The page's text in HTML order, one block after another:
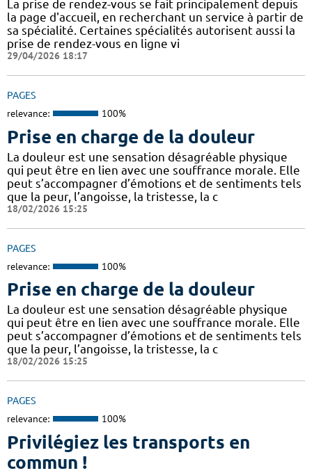
La prise de rendez-vous se fait principalement depuis
la page d'accueil, en recherchant un service à partir de
sa spécialité. Certaines spécialités autorisent aussi la
prise de rendez-vous en ligne vi
29/04/2026 18:17
PAGES
relevance: 100%
Prise en charge de la douleur
La douleur est une sensation désagréable physique
qui peut être en lien avec une souffrance morale. Elle
peut s’accompagner d’émotions et de sentiments tels
que la peur, l’angoisse, la tristesse, la c
18/02/2026 15:25
PAGES
relevance: 100%
Prise en charge de la douleur
La douleur est une sensation désagréable physique
qui peut être en lien avec une souffrance morale. Elle
peut s’accompagner d’émotions et de sentiments tels
que la peur, l’angoisse, la tristesse, la c
18/02/2026 15:25
PAGES
relevance: 100%
Privilégiez les transports en
commun !